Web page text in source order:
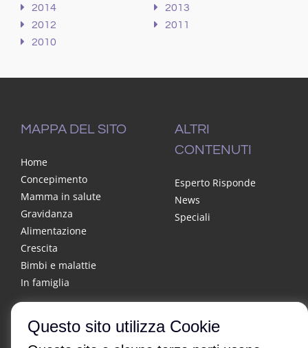
Questo sito utilizza Cookie
2014
2013
2012
2011
2010
MAPPA DEL SITO
Home
Concepimento
Mamma in salute
Gravidanza
Alimentazione
Crescita
Bimbi e malattie
In famiglia
ALTRI
CONTENUTI
Esperto Risponde
News
Speciali